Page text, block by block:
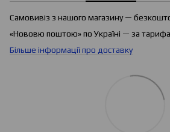
Самовивіз з нашого магазину —
«Нововю поштою» по Україні — за
Більше інформації про доставку